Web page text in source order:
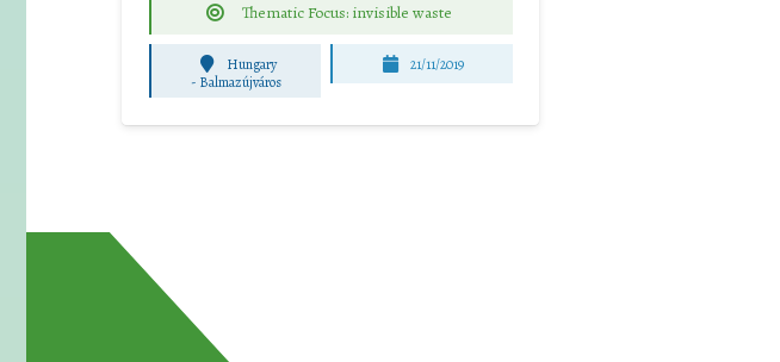
Thematic Focus: invisible waste
Hungary
- Balmazújváros
21/11/2019